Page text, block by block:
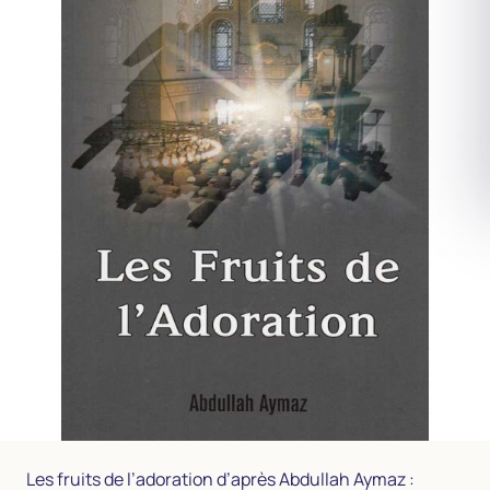
Les fruits de l’adoration d’après Abdullah Aymaz :